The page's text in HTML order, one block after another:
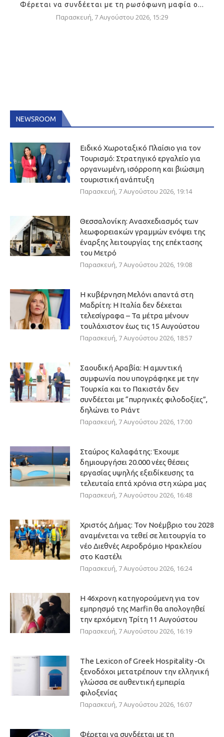
Φέρεται να συνδέεται με τη ρωσόφωνη μαφία ο...
Παρασκευή, 7 Αυγούστου 2026, 15:29
NEWSROOM
Ειδικό Χωροταξικό Πλαίσιο για τον
Τουρισμό: Στρατηγικό εργαλείο για
οργανωμένη, ισόρροπη και βιώσιμη
τουριστική ανάπτυξη
Παρασκευή, 7 Αυγούστου 2026, 19:14
Θεσσαλονίκη: Ανασχεδιασμός των
λεωφορειακών γραμμών ενόψει της
έναρξης λειτουργίας της επέκτασης
του Μετρό
Παρασκευή, 7 Αυγούστου 2026, 19:08
Η κυβέρνηση Μελόνι απαντά στη
Μαδρίτη: Η Ιταλία δεν δέχεται
τελεσίγραφα – Τα μέτρα μένουν
τουλάχιστον έως τις 15 Αυγούστου
Παρασκευή, 7 Αυγούστου 2026, 18:57
Σαουδική Αραβία: Η αμυντική
συμφωνία που υπογράφηκε με την
Τουρκία και το Πακιστάν δεν
συνδέεται με “πυρηνικές φιλοδοξίες”,
δηλώνει το Ριάντ
Παρασκευή, 7 Αυγούστου 2026, 17:00
Σταύρος Καλαφάτης: Έχουμε
δημιουργήσει 20.000 νέες θέσεις
εργασίας υψηλής εξειδίκευσης τα
τελευταία επτά χρόνια στη χώρα μας
Παρασκευή, 7 Αυγούστου 2026, 16:48
Χριστός Δήμας: Τον Νοέμβριο του 2028
αναμένεται να τεθεί σε λειτουργία το
νέο Διεθνές Αεροδρόμιο Ηρακλείου
στο Καστέλι
Παρασκευή, 7 Αυγούστου 2026, 16:24
Η 46χρονη κατηγορούμενη για τον
εμπρησμό της Marfin θα απολογηθεί
την ερχόμενη Τρίτη 11 Αυγούστου
Παρασκευή, 7 Αυγούστου 2026, 16:19
The Lexicon of Greek Hospitality -Οι
ξενοδόχοι μετατρέπουν την ελληνική
γλώσσα σε αυθεντική εμπειρία
φιλοξενίας
Παρασκευή, 7 Αυγούστου 2026, 16:07
Φέρεται να συνδέεται με τη